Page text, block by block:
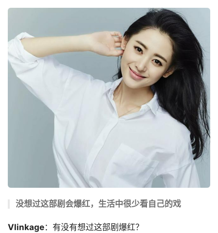
没想过这部剧会爆红，生活中很少看自己的戏
Vlinkage：有没有想过这部剧爆红？